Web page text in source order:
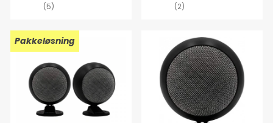
(5) (2)
Pakkeløsning